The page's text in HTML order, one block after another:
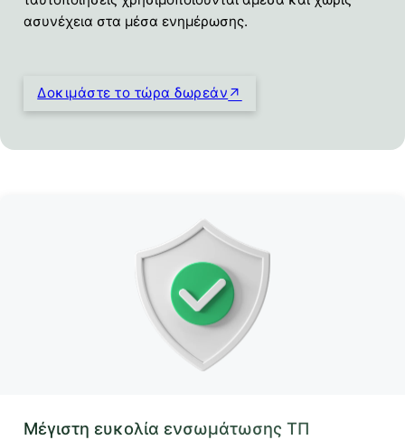
ασυνέχεια στα μέσα ενημέρωσης.
Δοκιμάστε το τώρα δωρεάν
Μέγιστη ευκολία ενσωμάτωσης ΤΠ